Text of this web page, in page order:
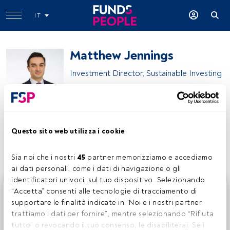
Questo sito web utilizza i cookie
Sia noi che i nostri 45 partner memorizziamo e accediamo
ai dati personali, come i dati di navigazione o gli
identificatori univoci, sul tuo dispositivo. Selezionando
“Accetta” consenti alle tecnologie di tracciamento di
supportare le finalità indicate in “Noi e i nostri partner
trattiamo i dati per fornire”, mentre selezionando “Rifiuta
tutto” o revocando il tuo consenso, le disabiliterai. Se i
IT
Matthew Jennings
Investment Director, Sustainable Investing
Condividi:
Questo è un articolo riservato agli utenti FundsPeople. Se
sei già registrato, accedi tramite il pulsante Login. Se non
hai ancora un account, ti invitiamo a registrarti per scoprire
tutti i contenuti che FundsPeople ha da offrire.